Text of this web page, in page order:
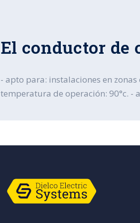
El conductor de
- apto para: instalaciones en
temperatura de operación: 90°c. -